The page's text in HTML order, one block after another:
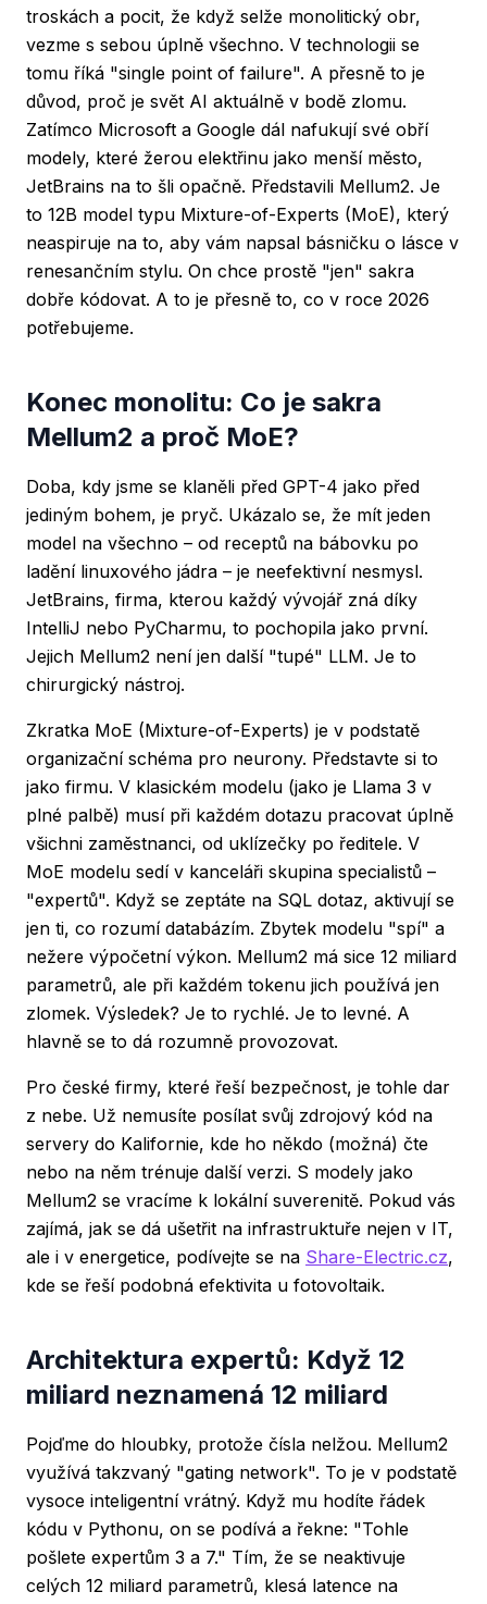
troskách a pocit, že když selže monolitický obr,
vezme s sebou úplně všechno. V technologii se
tomu říká "single point of failure". A přesně to je
důvod, proč je svět AI aktuálně v bodě zlomu.
Zatímco Microsoft a Google dál nafukují své obří
modely, které žerou elektřinu jako menší město,
JetBrains na to šli opačně. Představili Mellum2. Je
to 12B model typu Mixture-of-Experts (MoE), který
neaspiruje na to, aby vám napsal básničku o lásce v
renesančním stylu. On chce prostě "jen" sakra
dobře kódovat. A to je přesně to, co v roce 2026
potřebujeme.
Konec monolitu: Co je sakra
Mellum2 a proč MoE?
Doba, kdy jsme se klaněli před GPT-4 jako před
jediným bohem, je pryč. Ukázalo se, že mít jeden
model na všechno – od receptů na bábovku po
ladění linuxového jádra – je neefektivní nesmysl.
JetBrains, firma, kterou každý vývojář zná díky
IntelliJ nebo PyCharmu, to pochopila jako první.
Jejich Mellum2 není jen další "tupé" LLM. Je to
chirurgický nástroj.
Zkratka MoE (Mixture-of-Experts) je v podstatě
organizační schéma pro neurony. Představte si to
jako firmu. V klasickém modelu (jako je Llama 3 v
plné palbě) musí při každém dotazu pracovat úplně
všichni zaměstnanci, od uklízečky po ředitele. V
MoE modelu sedí v kanceláři skupina specialistů –
"expertů". Když se zeptáte na SQL dotaz, aktivují se
jen ti, co rozumí databázím. Zbytek modelu "spí" a
nežere výpočetní výkon. Mellum2 má sice 12 miliard
parametrů, ale při každém tokenu jich používá jen
zlomek. Výsledek? Je to rychlé. Je to levné. A
hlavně se to dá rozumně provozovat.
Pro české firmy, které řeší bezpečnost, je tohle dar
z nebe. Už nemusíte posílat svůj zdrojový kód na
servery do Kalifornie, kde ho někdo (možná) čte
nebo na něm trénuje další verzi. S modely jako
Mellum2 se vracíme k lokální suverenitě. Pokud vás
zajímá, jak se dá ušetřit na infrastruktuře nejen v IT,
ale i v energetice, podívejte se na Share-Electric.cz,
kde se řeší podobná efektivita u fotovoltaik.
Architektura expertů: Když 12
miliard neznamená 12 miliard
Pojďme do hloubky, protože čísla nelžou. Mellum2
využívá takzvaný "gating network". To je v podstatě
vysoce inteligentní vrátný. Když mu hodíte řádek
kódu v Pythonu, on se podívá a řekne: "Tohle
pošlete expertům 3 a 7." Tím, že se neaktivuje
celých 12 miliard parametrů, klesá latence na